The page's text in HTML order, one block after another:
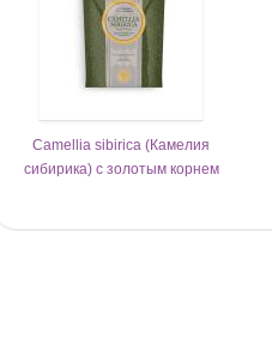
Camellia sibirica (Камелия
сибирика) с золотым корнем